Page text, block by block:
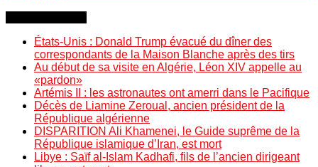
États-Unis : Donald Trump évacué du dîner des
correspondants de la Maison Blanche après des tirs
Au début de sa visite en Algérie, Léon XIV appelle au
«pardon»
Artémis II : les astronautes ont amerri dans le Pacifique
Décès de Liamine Zeroual, ancien président de la
République algérienne
DISPARITION Ali Khamenei, le Guide suprême de la
République islamique d’Iran, est mort
Libye : Saïf al-Islam Kadhafi, fils de l’ancien dirigeant